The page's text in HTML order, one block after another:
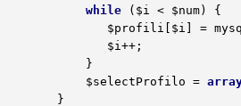
while ( $i < $num) {
$profili [ $i ] =
$i ++;
$selectProfilo =